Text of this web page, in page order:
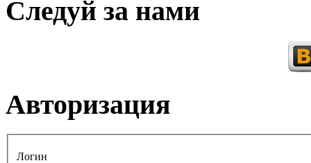
Следуй за нами
Авторизация
Логин